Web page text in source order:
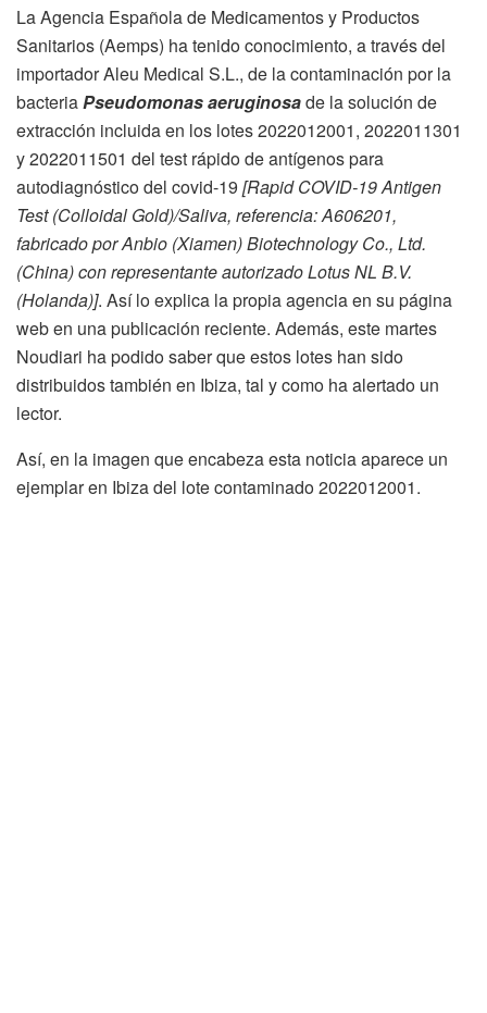
La Agencia Española de Medicamentos y Productos
Sanitarios (Aemps) ha tenido conocimiento, a través del
importador Aleu Medical S.L., de la contaminación por la
bacteriaPseudomonas aeruginosade la solución de
extracción incluida en los lotes 2022012001, 2022011301
y 2022011501 del test rápido de antígenos para
autodiagnóstico del covid-19 [Rapid COVID-19 Antigen
Test (Colloidal Gold)/Saliva, referencia: A606201,
fabricado por Anbio (Xiamen) Biotechnology Co., Ltd.
(China) con representante autorizado Lotus NL B.V.
(Holanda)]. Así lo explica la propia agencia en su página
web en una publicación reciente. Además, este martes
Noudiari ha podido saber que estos lotes han sido
distribuidos también en Ibiza, tal y como ha alertado un
lector.
Así, en la imagen que encabeza esta noticia aparece un
ejemplar en Ibiza del lote contaminado 2022012001.